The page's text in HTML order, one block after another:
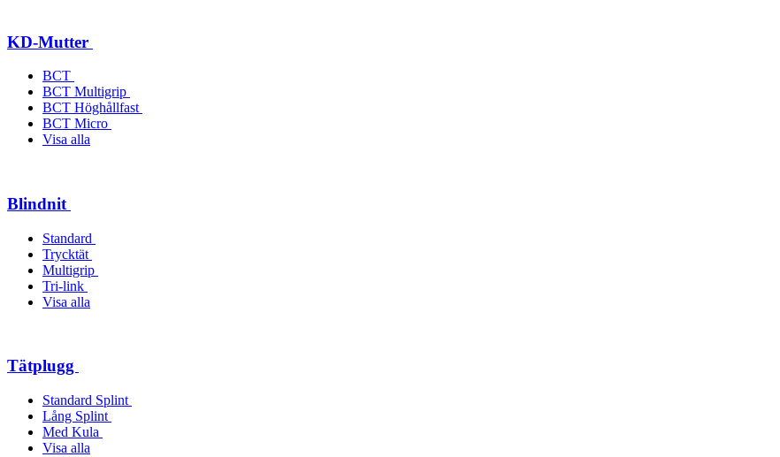
KD-Mutter
BCT
BCT Multigrip
BCT Höghållfast
BCT Micro
Visa alla
Blindnit
Standard
Trycktät
Multigrip
Tri-link
Visa alla
Tätplugg
Standard Splint
Lång Splint
Med Kula
Visa alla